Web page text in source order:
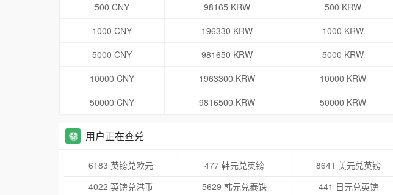
500 CNY
98165 KRW 500 KRW
1000 CNY
196330 KRW 1000 KRW
5000 CNY
981650 KRW 5000 KRW
10000 CNY
1963300 KRW 10000 KRW
50000 CNY
9816500 KRW 50000 KRW
用户正在查兑
6183 英镑兑欧元 477 韩元兑英镑 8641 美元兑英镑
4022 英镑兑港币
5629 韩元兑泰铢 441 日元兑英镑